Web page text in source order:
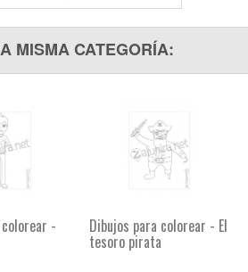
MISMA CATEGORÍA:
- Dibujos para colorear - El
tesoro pirata